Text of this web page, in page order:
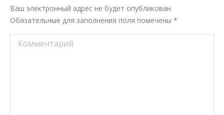
Ваш электронный адрес не будет опубликован.
Обязательные для заполнения поля помечены *
Комментарий